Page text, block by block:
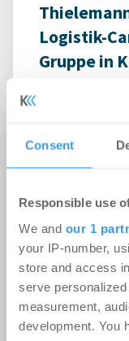
Consent
Responsible use
We and our 1
your IP-number,
store and access
serve
measurement,
development. You
Logistik-
Gruppe in